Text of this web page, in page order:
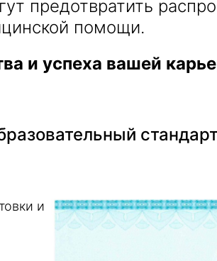
предотвратить
помощи.
и успеха вашей
и